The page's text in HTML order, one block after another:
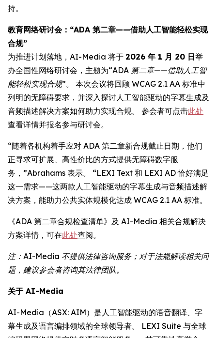
持。
教育网络研讨会：“ADA 第二章——借助人工智能轻松实现
合规”
为推进计划落地，AI-Media 将于 2026 年 1 月 20 日举
办全国性网络研讨会，主题为“ADA 第二章——借助人工智
能轻松实现合规”。 本次会议将回顾 WCAG 2.1 AA 标准中
列明的无障碍要求，并深入探讨人工智能驱动的字幕生成及
音频描述解决方案如何助力实现合规。 参会者可点击此处
查看详情并报名参与研讨会。
“随着各机构着手应对 ADA 第二章新合规截止日期，他们
正寻求可扩展、高性价比的方式提供无障碍数字服
务，”Abrahams 表示。 “LEXI Text 和 LEXI AD 恰好满足
这一需求——这两款人工智能驱动的字幕生成与音频描述解
决方案，能助力公共实体规模化达成 WCAG 2.1 AA 标准。
《ADA 第二章合规检查清单》及 AI-Media 相关合规解决
方案详情，可在此处查阅。
注：AI-Media 不提供法律咨询服务；对于法规解读相关问
题，建议参会者咨询其法律团队。
关于 AI-Media
AI-Media（ASX: AIM）是人工智能驱动的语音翻译、字
幕生成及语言编排领域的全球领导者。 LEXI Suite 与全球